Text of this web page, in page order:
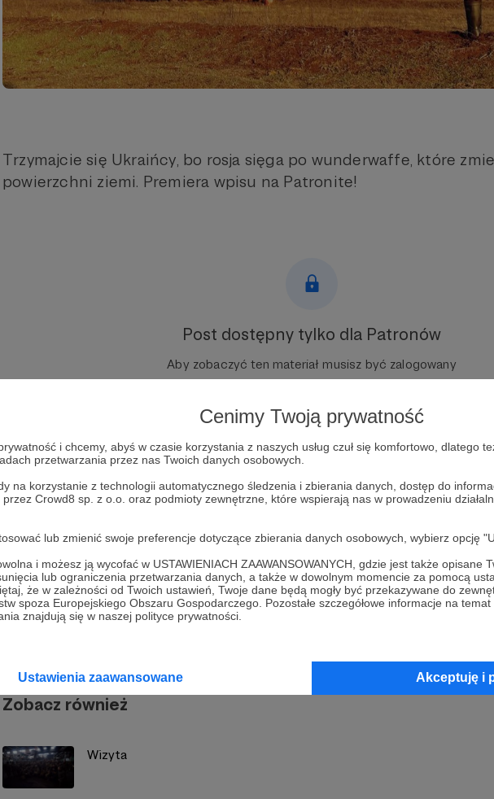
Cenimy Twoją prywatność
i chcemy, abyś w czasie korzystania z naszych usług czuł się komfortowo, dlatego
przetwarzania przez nas Twoich danych osobowych.
na korzystanie z technologii automatycznego śledzenia i zbierania danych, dostęp do
Crowd8 sp. z o.o. oraz podmioty zewnętrzne, które wspierają nas w prowadzeniu
lub zmienić swoje preferencje dotyczące zbierania danych osobowych, wybierz opcję
i możesz ją wycofać w USTAWIENIACH ZAAWANSOWANYCH, gdzie jest także opisane
lub ograniczenia przetwarzania danych, a także w dowolnym momencie za pomocą
że w zależności od Twoich ustawień, Twoje dane będą mogły być przekazywane do
spoza Europejskiego Obszaru Gospodarczego. Pozostałe szczegółowe informacje na
znajdują się w naszej polityce prywatności.
Ustawienia zaawansowane Akceptuję i
Trzymajcie się Ukraińcy, bo rosja sięga po wunderwaffe, które
powierzchni ziemi. Premiera wpisu na Patronite!
Post dostępny tylko dla Patronów
Aby zobaczyć ten materiał musisz być zalogowany
Zostań Patronem
Zaloguj się
T-14 Armata propaganda Moskwa zbrojeniówka wunderwaffe dzień pabiedy
Marcin Ogdowski
Zobacz również
Wizyta